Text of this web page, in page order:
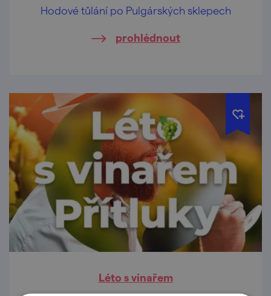
Hodové tůlání po Pulgárských sklepech
prohlédnout
Léto s vinařem